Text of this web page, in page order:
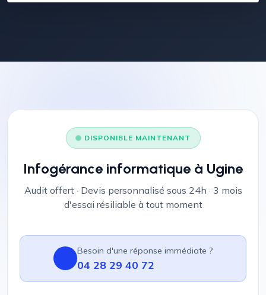
DISPONIBLE MAINTENANT
Infogérance informatique à Ugine
Audit offert · Devis personnalisé sous 24h · 3 mois
d'essai résiliable à tout moment
Besoin d'une réponse immédiate ?
04 28 29 40 72